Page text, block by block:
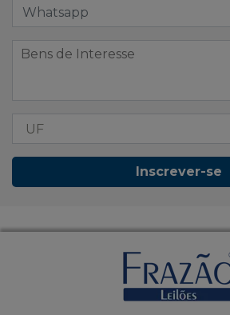
Inscrever-se